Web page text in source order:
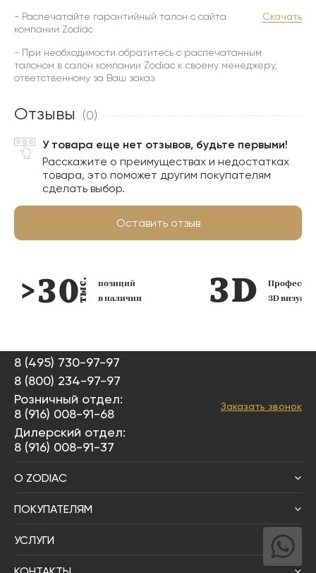
- Распечатайте гарантийный талон с сайта
компании Zodiac
Скачать
- При необходимости обратитесь с распечатанным
талоном в салон компании Zodiac к своему менеджеру,
ответственному за Ваш заказ
Отзывы (0)
У товара еще нет отзывов, будьте первыми!
Расскажите о преимуществах и недостатках
товара, это поможет другим покупателям
сделать выбор.
Оставить отзыв
позиций
в наличии
3D
8 (495) 730-97-97
8 (800) 234-97-97
Розничный отдел:
8 (916) 008-91-68
Дилерский отдел:
8 (916) 008-91-37
Заказать звонок
О ZODIAC
ПОКУПАТЕЛЯМ
УСЛУГИ